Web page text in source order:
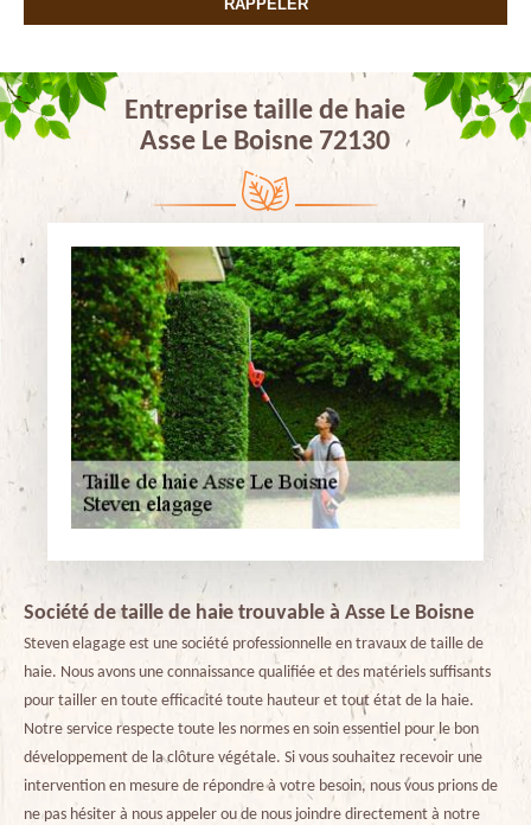
Entreprise taille de haie
Asse Le Boisne 72130
Société de taille de haie trouvable à Asse Le Boisne
Steven elagage est une société professionnelle en travaux de taille de
haie. Nous avons une connaissance qualifiée et des matériels suffisants
pour tailler en toute efficacité toute hauteur et tout état de la haie.
Notre service respecte toute les normes en soin essentiel pour le bon
développement de la clôture végétale. Si vous souhaitez recevoir une
intervention en mesure de répondre à votre besoin, nous vous prions de
ne pas hésiter à nous appeler ou de nous joindre directement à notre